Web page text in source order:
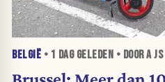
BELGIË • 1 DAGGELEDEN • DOOR A JS